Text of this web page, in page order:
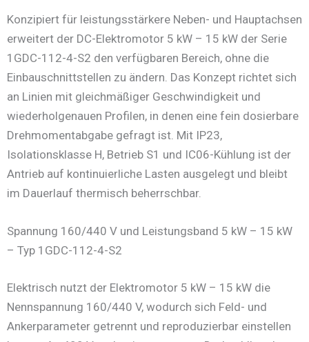
Konzipiert für leistungsstärkere Neben- und Hauptachsen
erweitert der DC-Elektromotor 5 kW – 15 kW der Serie
1GDC-112-4-S2 den verfügbaren Bereich, ohne die
Einbauschnittstellen zu ändern. Das Konzept richtet sich
an Linien mit gleichmäßiger Geschwindigkeit und
wiederholgenauen Profilen, in denen eine fein dosierbare
Drehmomentabgabe gefragt ist. Mit IP23,
Isolationsklasse H, Betrieb S1 und IC06-Kühlung ist der
Antrieb auf kontinuierliche Lasten ausgelegt und bleibt
im Dauerlauf thermisch beherrschbar.
Spannung 160/440 V und Leistungsband 5 kW – 15 kW
– Typ 1GDC-112-4-S2
Elektrisch nutzt der Elektromotor 5 kW – 15 kW die
Nennspannung 160/440 V, wodurch sich Feld- und
Ankerparameter getrennt und reproduzierbar einstellen